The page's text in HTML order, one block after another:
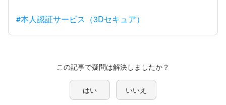
#本人認証サービス（3Dセキュア）
この記事で疑問は解決しましたか？
はい いいえ